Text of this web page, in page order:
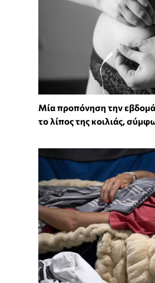
Μία προπόνηση την
το λίπος της κοιλιάς,